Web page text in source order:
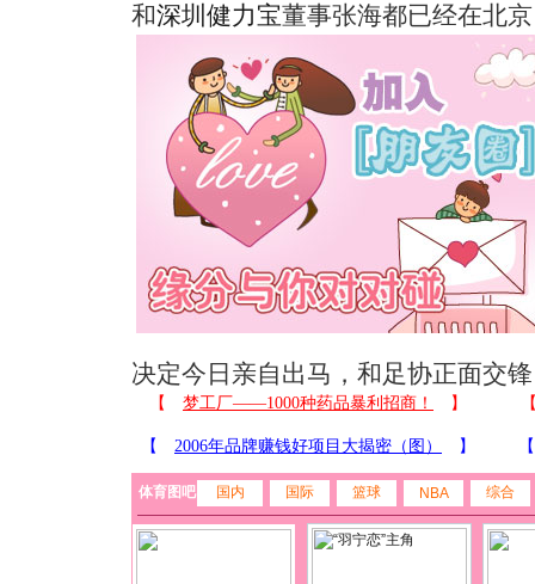
和深圳健力宝董事张海都已经在北
决定今日亲自出马，和足协正面交
体育图吧 国内 国际 篮球 NBA 综合